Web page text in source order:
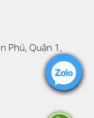
Phú, Quận 1,